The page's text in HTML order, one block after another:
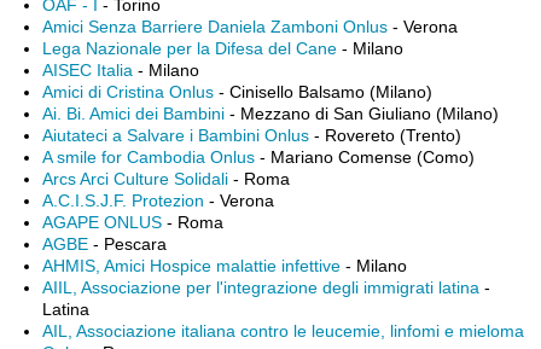
OAF - I - Torino
Amici Senza Barriere Daniela Zamboni Onlus - Verona
Lega Nazionale per la Difesa del Cane - Milano
AISEC Italia - Milano
Amici di Cristina Onlus - Cinisello Balsamo (Milano)
Ai. Bi. Amici dei Bambini - Mezzano di San Giuliano (Milano)
Aiutateci a Salvare i Bambini Onlus - Rovereto (Trento)
A smile for Cambodia Onlus - Mariano Comense (Como)
Arcs Arci Culture Solidali - Roma
A.C.I.S.J.F. Protezion - Verona
AGAPE ONLUS - Roma
AGBE - Pescara
AHMIS, Amici Hospice malattie infettive - Milano
AIIL, Associazione per l'integrazione degli immigrati latina -
Latina
AIL, Associazione italiana contro le leucemie, linfomi e mieloma